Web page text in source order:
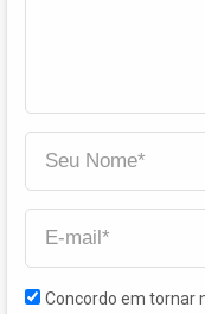
Concordo em tornar